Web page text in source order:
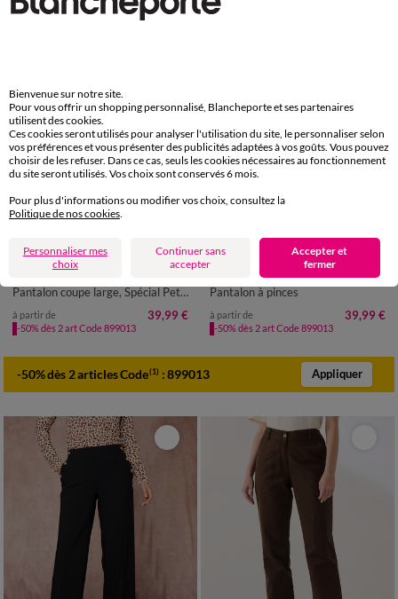
Spécial Petites
34 36 38 40
46
Pantalon coupe large, Spécial Petites
à partir de 39,99 €
-50% dès 2 art Code 899013
42 44 46
50 52
Pantalon à pinces
à partir de 39,99 €
-50% dès 2 art Code 899013
-50% dès 2 articles Code(1) :899013 Appliquer
Bienvenue sur notre site.
Pour vous offrir un shopping personnalisé, Blancheporte et ses partenaires
utilisent des cookies.
Ces cookies seront utilisés pour analyser l'utilisation du site, le personnaliser selon
vos préférences et vous présenter des publicités adaptées à vos goûts. Vous pouvez
choisir de les refuser. Dans ce cas, seuls les cookies nécessaires au fonctionnement
du site seront utilisés. Vos choix sont conservés 6 mois.
Pour plus d'informations ou modifier vos choix, consultez la
Politique de nos cookies
Personnaliser mes
choix
Continuer sans
accepter
Accepter et
fermer